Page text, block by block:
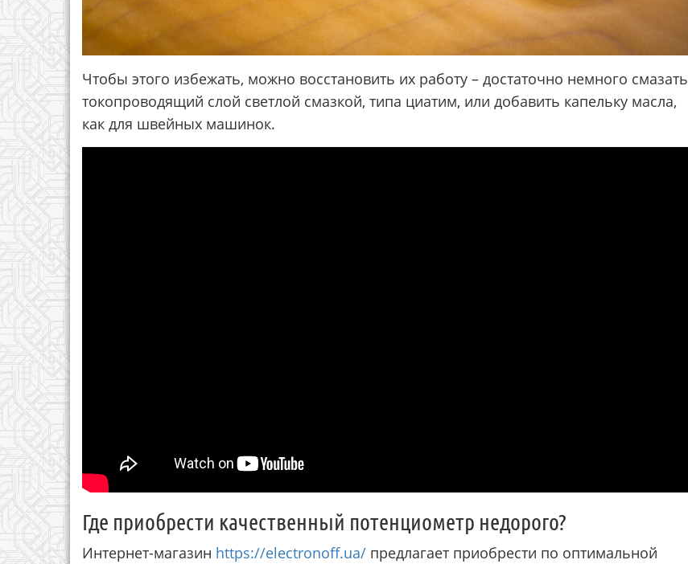
Чтобы этого избежать, можно восстановить их работу – достаточно немного смазать
токопроводящий слой светлой смазкой, типа циатим, или добавить капельку масла,
как для швейных машинок.
Где приобрести качественный потенциометр недорого?
Интернет-магазин https://electronoff.ua/ предлагает приобрести по оптимальной